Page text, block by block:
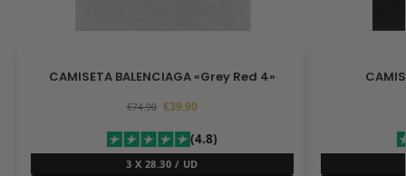
CAMISETA BALENCIAGA «Grey Red 4»
€74.90 €39.90
(4.8)
3 X 28.30 / UD